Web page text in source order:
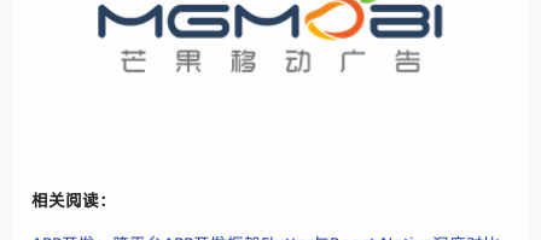
相关阅读：